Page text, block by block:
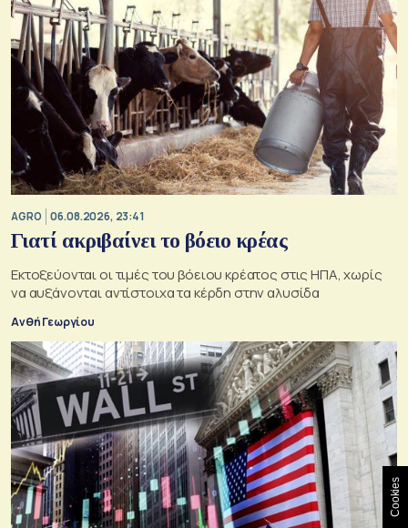
AGRO 06.08.2026, 23:41
Γιατί ακριβαίνει το βόειο κρέας
Εκτοξεύονται οι τιμές του βόειου κρέατος στις ΗΠΑ, χωρίς
να αυξάνονται αντίστοιχα τα κέρδη στην αλυσίδα
Ανθή Γεωργίου
Cookies